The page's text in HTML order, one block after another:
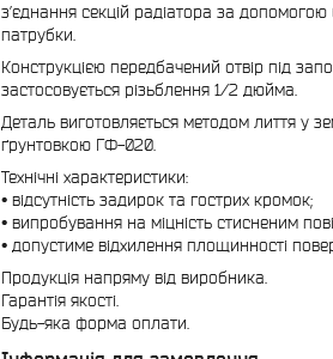
з’єднання секцій радіатора за
патрубки.
Конструкцією передбачений отвір під
застосовується різьблення 1/2 дюйма.
Деталь виготовляється методом лиття у
ґрунтовкою ГФ-020.
Технічні характеристики:
• відсутність задирок та гострих кромок;
• випробування на міцність стисненим
• допустиме відхилення площинності
Продукція напряму від виробника.
Гарантія якості.
Будь-яка форма оплати.